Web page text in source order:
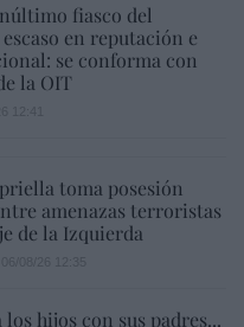
fiasco del
en reputación e
se conforma con
la OIT
toma posesión
amenazas terroristas
de la Izquierda
hijos con sus padres...